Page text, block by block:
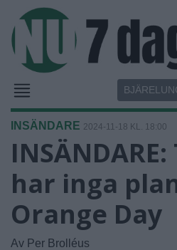
INSÄNDARE 2024-11-18 KL. 18:00
har inga
Orange Day
Av Per Brolléus